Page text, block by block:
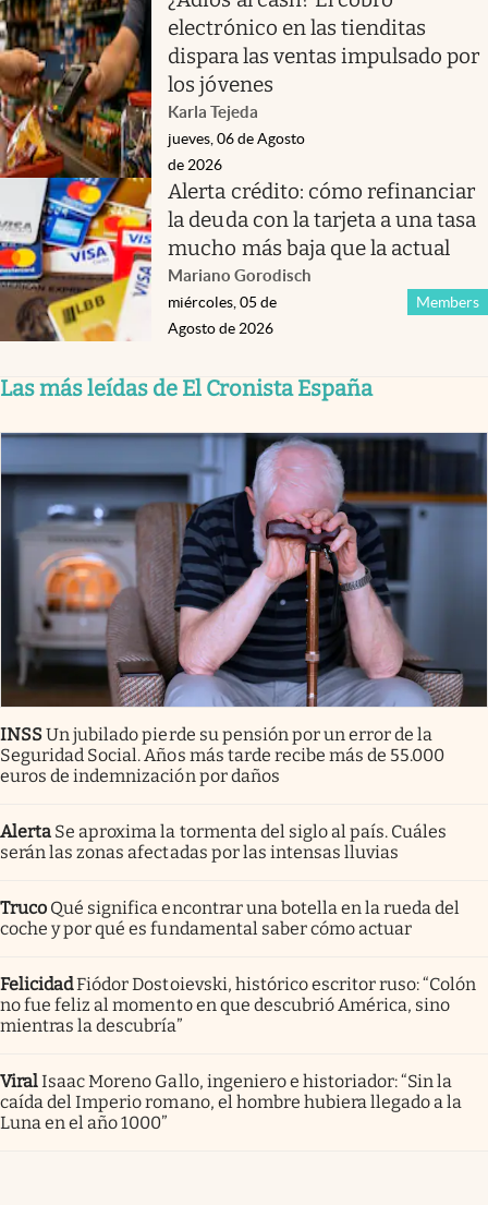
electrónico en las tienditas
dispara las ventas impulsado por
los jóvenes
Karla Tejeda
jueves, 06 de Agosto
de 2026
Alerta crédito: cómo refinanciar
la deuda con la tarjeta a una tasa
mucho más baja que la actual
Mariano Gorodisch
Members
miércoles, 05 de
Agosto de 2026
Las más leídas de El Cronista España
INSSUn jubilado pierde su pensión por un error de la
Seguridad Social. Años más tarde recibe más de 55.000
euros de indemnización por daños
Alerta Se aproxima la tormenta del siglo al país. Cuáles
serán las zonas afectadas por las intensas lluvias
Truco Qué significa encontrar una botella en la rueda del
coche y por qué es fundamental saber cómo actuar
FelicidadFiódor Dostoievski, histórico escritor ruso: “Colón
no fue feliz al momento en que descubrió América, sino
mientras la descubría”
ViralIsaac Moreno Gallo, ingeniero e historiador: “Sin la
caída del Imperio romano, el hombre hubiera llegado a la
Luna en el año 1000”